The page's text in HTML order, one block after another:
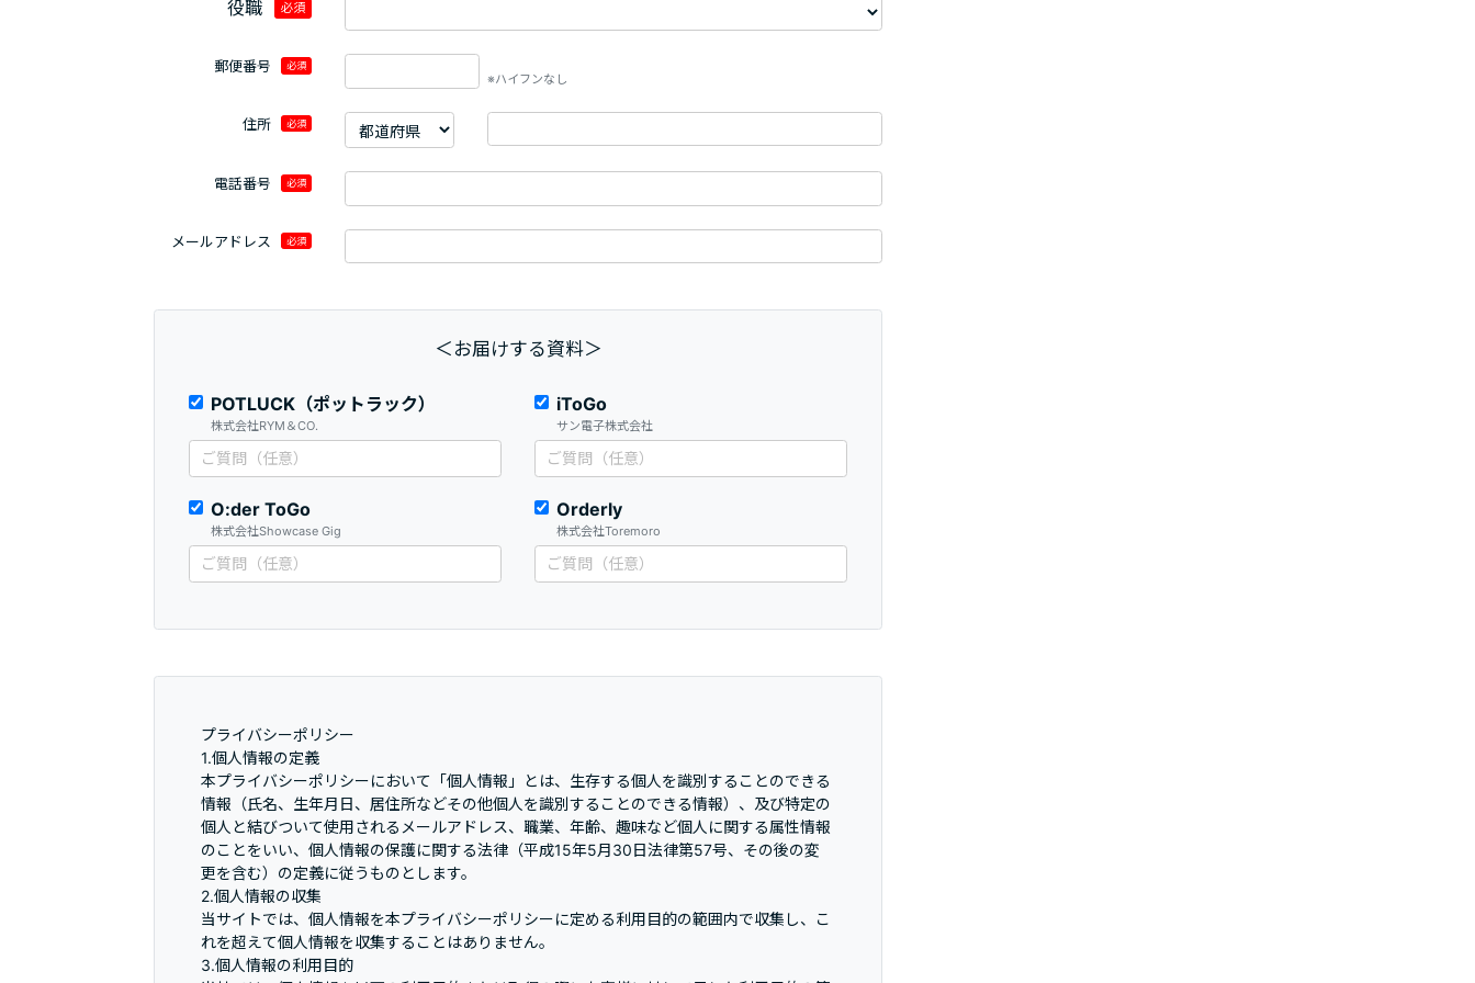
役職 必須
郵便番号 必須
※ハイフンなし
住所 必須
電話番号 必須
メールアドレス 必須
＜お届けする資料＞
POTLUCK（ポットラック）
株式会社RYM＆CO.
iToGo
サン電子株式会社
O:der ToGo
株式会社Showcase Gig
Orderly
株式会社Toremoro